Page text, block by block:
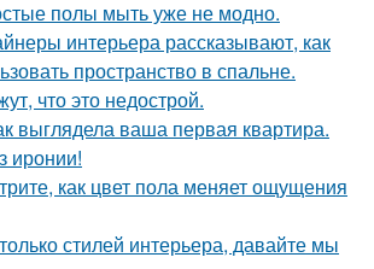
полы мыть уже не модно.
интерьера рассказывают, как
пространство в спальне.
что это недострой.
выглядела ваша первая квартира.
иронии!
как цвет пола меняет ощущения
стилей интерьера, давайте мы